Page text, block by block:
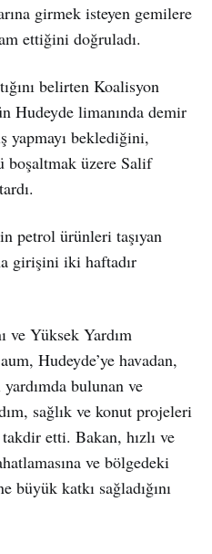
girmek isteyen gemilere
ettiğini doğruladı.
belirten Koalisyon
Hudeyde limanında demir
yapmayı beklediğini,
boşaltmak üzere Salif
petrol ürünleri taşıyan
girişini iki haftadır
ve Yüksek Yardım
Hudeyde’ye havadan,
bulunan ve
sağlık ve konut projeleri
etti. Bakan, hızlı ve
ve bölgedeki
katkı sağladığını